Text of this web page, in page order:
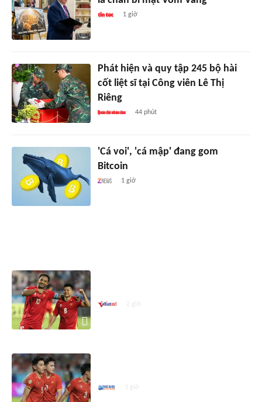
1 giờ
Phát hiện và quy tập 245 bộ hài
cốt liệt sĩ tại Công viên Lê Thị
Riêng
44 phút
'Cá voi', 'cá mập' đang gom
Bitcoin
1 giờ
2 giờ
3 giờ